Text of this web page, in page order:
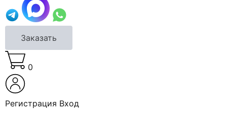
Заказать
0
Регистрация Вход